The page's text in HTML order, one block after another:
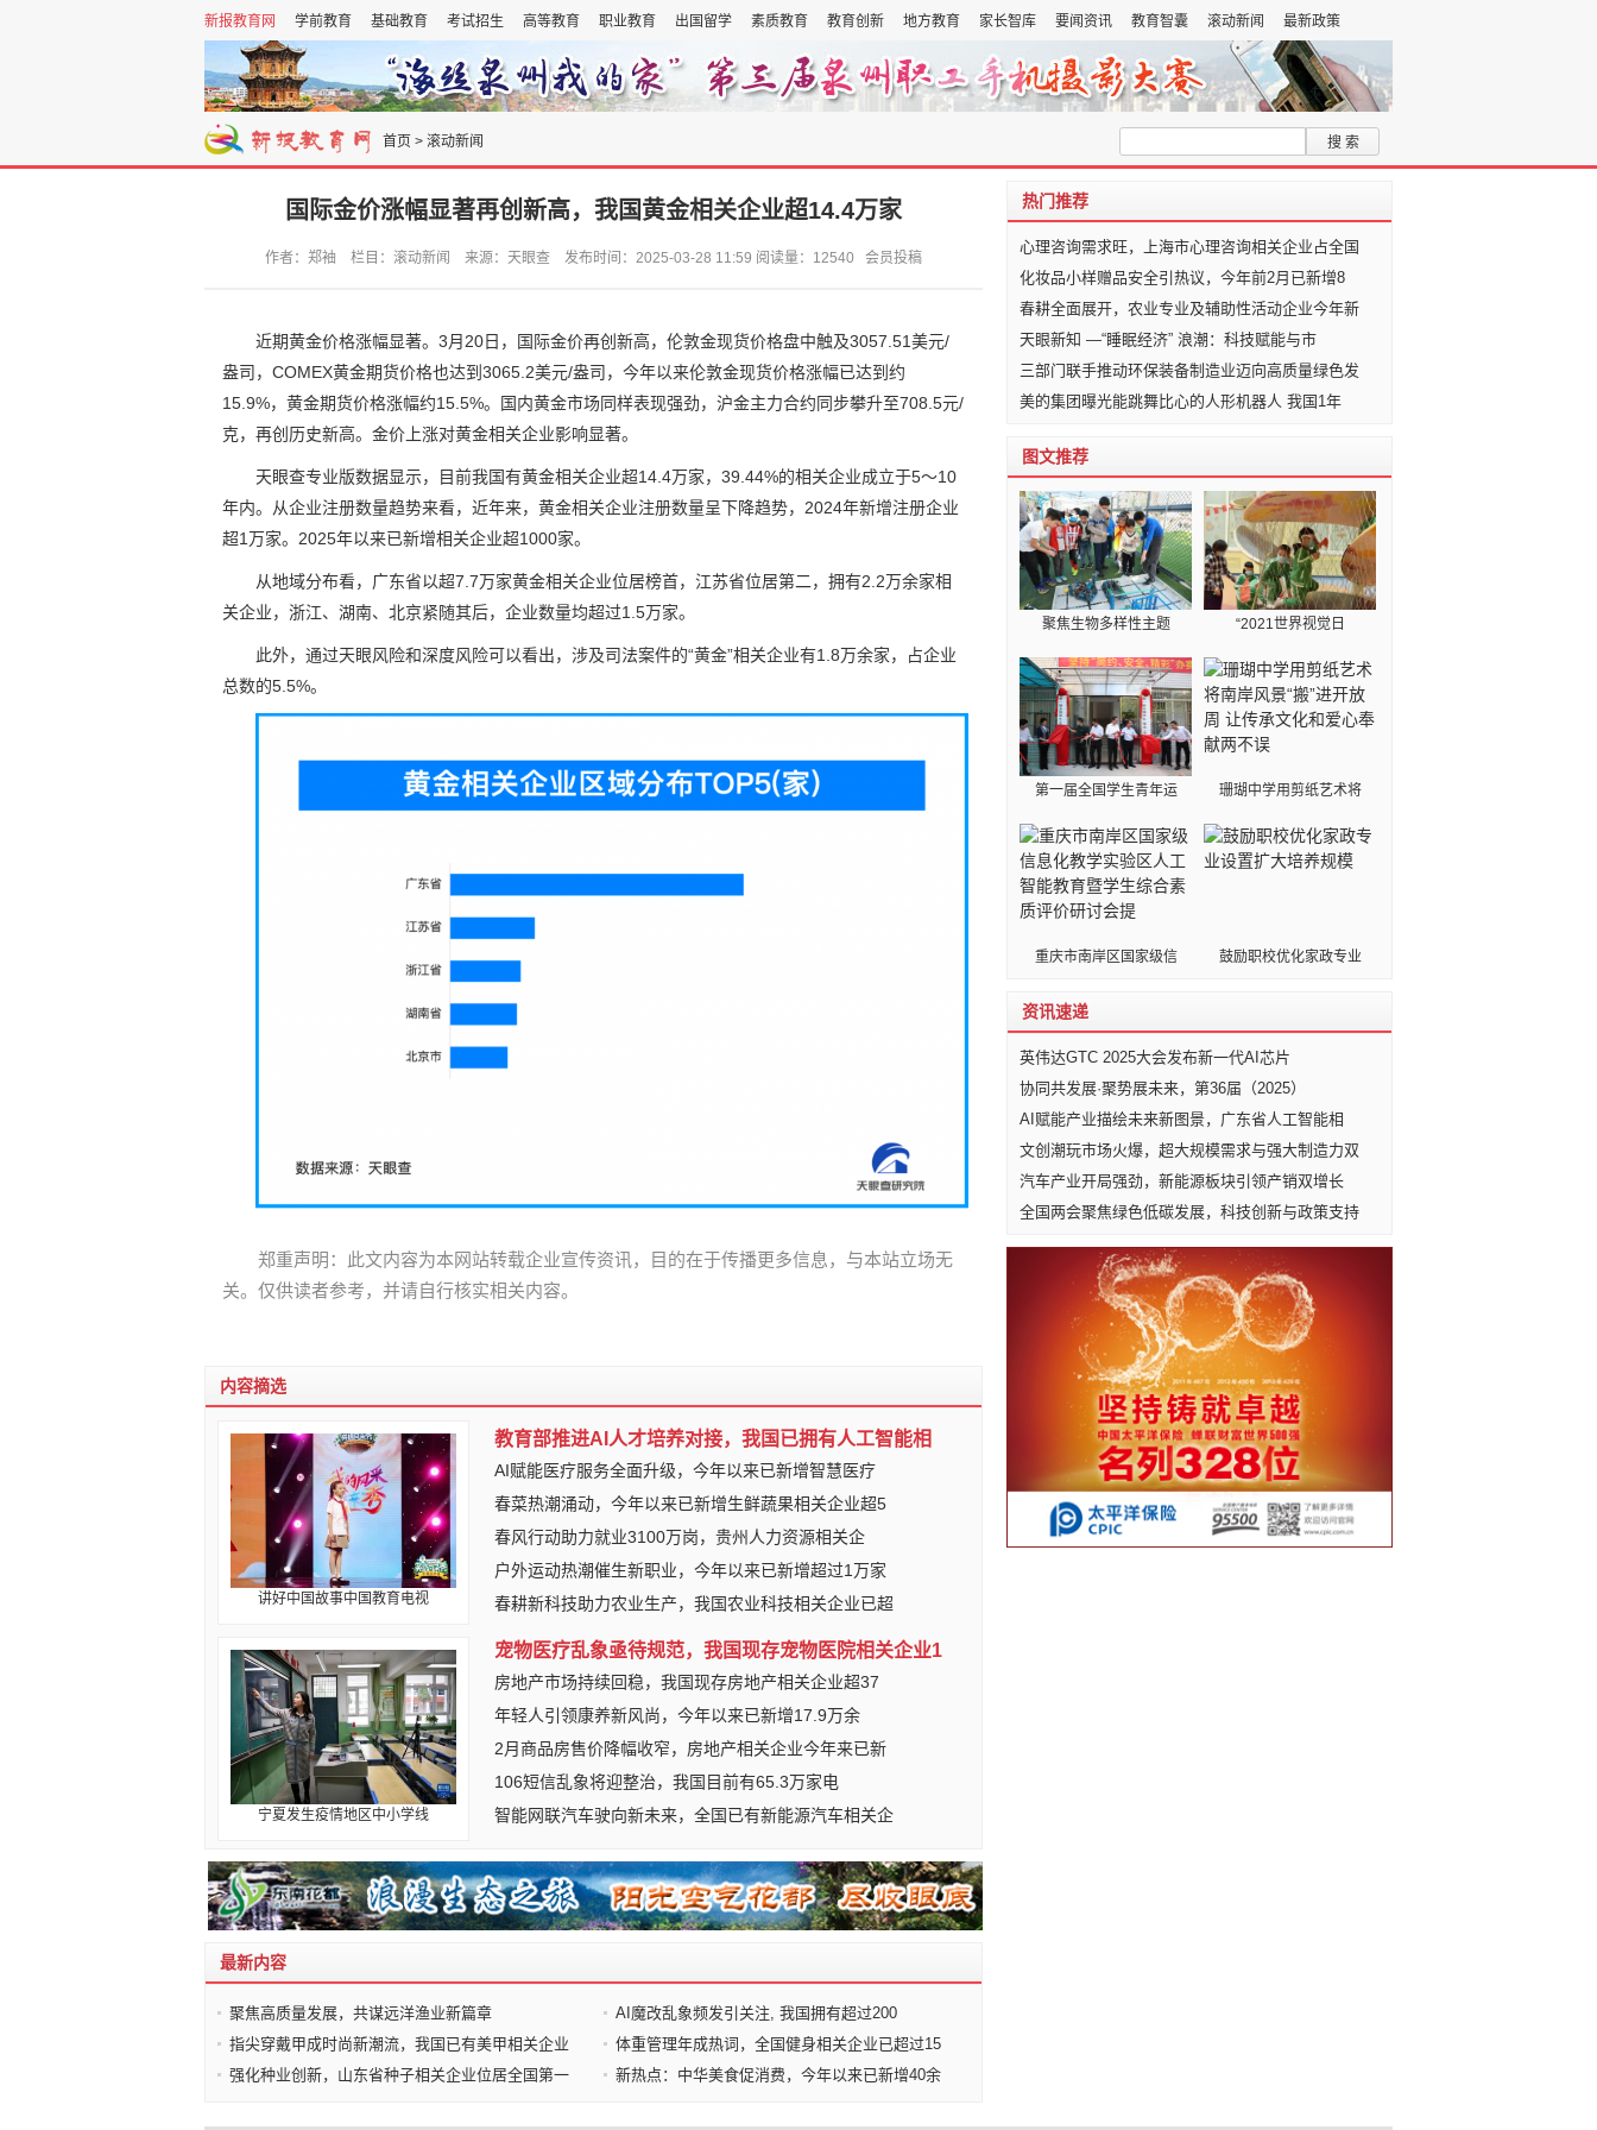
新报教育网 学前教育 基础教育 考试招生 高等教育 职业教育 出国留学 素质教育 教育创新 地方教育 家长智库 要闻资讯 教育智囊 滚动新闻 最新政策
加入收藏夹
首页 > 滚动新闻
国际金价涨幅显著再创新高，我国黄金相关企业超14.4万家
作者：郑袖 栏目：滚动新闻 来源：天眼查 发布时间：2025-03-28 11:59 阅读量：12540 会员投稿
近期黄金价格涨幅显著。3月20日，国际金价再创新高，伦敦金现货价格盘中触及3057.51美元/
盎司，COMEX黄金期货价格也达到3065.2美元/盎司，今年以来伦敦金现货价格涨幅已达到约
15.9%，黄金期货价格涨幅约15.5%。国内黄金市场同样表现强劲，沪金主力合约同步攀升至708.5元/
克，再创历史新高。金价上涨对黄金相关企业影响显著。
天眼查专业版数据显示，目前我国有黄金相关企业超14.4万家，39.44%的相关企业成立于5～10
年内。从企业注册数量趋势来看，近年来，黄金相关企业注册数量呈下降趋势，2024年新增注册企业
超1万家。2025年以来已新增相关企业超1000家。
从地域分布看，广东省以超7.7万家黄金相关企业位居榜首，江苏省位居第二，拥有2.2万余家相
关企业，浙江、湖南、北京紧随其后，企业数量均超过1.5万家。
此外，通过天眼风险和深度风险可以看出，涉及司法案件的“黄金”相关企业有1.8万余家，占企业
总数的5.5%。
郑重声明：此文内容为本网站转载企业宣传资讯，目的在于传播更多信息，与本站立场无
关。仅供读者参考，并请自行核实相关内容。
内容摘选
讲好中国故事中国教育电视
宁夏发生疫情地区中小学线
教育部推进AI人才培养对接，我国已拥有人工智能相
AI赋能医疗服务全面升级，今年以来已新增智慧医疗
春菜热潮涌动，今年以来已新增生鲜蔬果相关企业超5
春风行动助力就业3100万岗，贵州人力资源相关企
户外运动热潮催生新职业，今年以来已新增超过1万家
春耕新科技助力农业生产，我国农业科技相关企业已超
宠物医疗乱象亟待规范，我国现存宠物医院相关企业1
房地产市场持续回稳，我国现存房地产相关企业超37
年轻人引领康养新风尚，今年以来已新增17.9万余
2月商品房售价降幅收窄，房地产相关企业今年来已新
106短信乱象将迎整治，我国目前有65.3万家电
智能网联汽车驶向新未来，全国已有新能源汽车相关企
最新内容
聚焦高质量发展，共谋远洋渔业新篇章
AI魔改乱象频发引关注, 我国拥有超过200
指尖穿戴甲成时尚新潮流，我国已有美甲相关企业
体重管理年成热词，全国健身相关企业已超过15
强化种业创新，山东省种子相关企业位居全国第一
新热点：中华美食促消费，今年以来已新增40余
热门推荐
心理咨询需求旺，上海市心理咨询相关企业占全国
化妆品小样赠品安全引热议，今年前2月已新增8
春耕全面展开，农业专业及辅助性活动企业今年新
天眼新知 —“睡眠经济” 浪潮：科技赋能与市
三部门联手推动环保装备制造业迈向高质量绿色发
美的集团曝光能跳舞比心的人形机器人 我国1年
图文推荐
聚焦生物多样性主题 “2021世界视觉日
第一届全国学生青年运 珊瑚中学用剪纸艺术将
重庆市南岸区国家级信 鼓励职校优化家政专业
资讯速递
英伟达GTC 2025大会发布新一代AI芯片
协同共发展·聚势展未来，第36届（2025）
AI赋能产业描绘未来新图景，广东省人工智能相
文创潮玩市场火爆，超大规模需求与强大制造力双
汽车产业开局强劲，新能源板块引领产销双增长
全国两会聚焦绿色低碳发展，科技创新与政策支持